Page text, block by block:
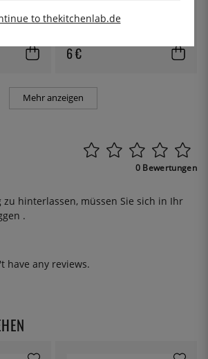
Schale 14cm, Hygge Weiß -
6 €
Mehr anzeigen
0 Bewertungen
zu hinterlassen, müssen Sie sich in Ihr
.
have any reviews.
to thekitchenlab.de